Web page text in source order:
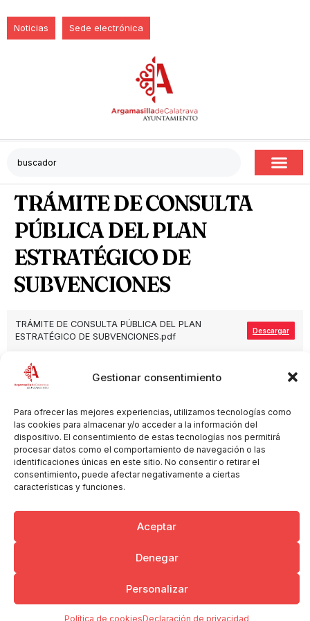
Gestionar consentimiento
Para ofrecer las mejores experiencias, utilizamos tecnologías como
las cookies para almacenar y/o acceder a la información del
dispositivo. El consentimiento de estas tecnologías nos permitirá
procesar datos como el comportamiento de navegación o las
identificaciones únicas en este sitio. No consentir o retirar el
consentimiento, puede afectar negativamente a ciertas
características y funciones.
Aceptar
Denegar
Personalizar
Política de cookiesDeclaración de privacidad
Noticias Sede electrónica
TRÁMITE DE CONSULTA
PÚBLICA DEL PLAN
ESTRATÉGICO DE
SUBVENCIONES
TRÁMITE DE CONSULTA PÚBLICA DEL PLAN
ESTRATÉGICO DE SUBVENCIONES.pdf
Descargar
Copyright © 2026 Ayuntamiento de Argamasilla de Calatrava
Politica de Privacidad y Aviso Legal
Registro de la actividad
Cookies